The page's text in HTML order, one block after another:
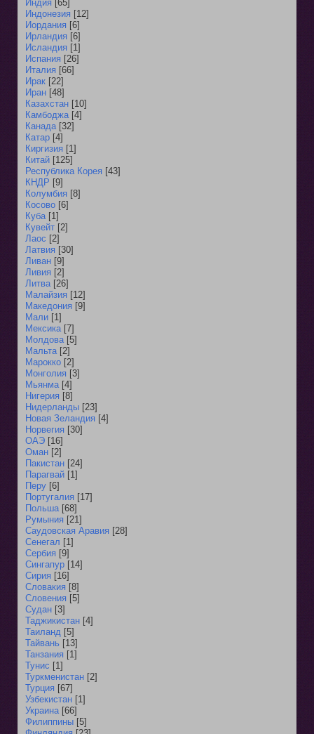
Индия [65]
Индонезия [12]
Иордания [6]
Ирландия [6]
Исландия [1]
Испания [26]
Италия [66]
Ирак [22]
Иран [48]
Казахстан [10]
Камбоджа [4]
Канада [32]
Катар [4]
Киргизия [1]
Китай [125]
Республика Корея [43]
КНДР [9]
Колумбия [8]
Косово [6]
Куба [1]
Кувейт [2]
Лаос [2]
Латвия [30]
Ливан [9]
Ливия [2]
Литва [26]
Малайзия [12]
Македония [9]
Мали [1]
Мексика [7]
Молдова [5]
Мальта [2]
Марокко [2]
Монголия [3]
Мьянма [4]
Нигерия [8]
Нидерланды [23]
Новая Зеландия [4]
Норвегия [30]
ОАЭ [16]
Оман [2]
Пакистан [24]
Парагвай [1]
Перу [6]
Португалия [17]
Польша [68]
Румыния [21]
Саудовская Аравия [28]
Сенегал [1]
Сербия [9]
Сингапур [14]
Сирия [16]
Словакия [8]
Словения [5]
Судан [3]
Таджикистан [4]
Таиланд [5]
Тайвань [13]
Танзания [1]
Тунис [1]
Туркменистан [2]
Турция [67]
Узбекистан [1]
Украина [66]
Филиппины [5]